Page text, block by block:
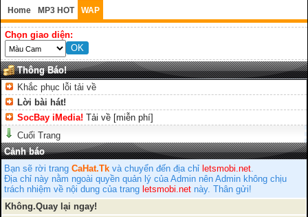
Home MP3 HOT WAP
Chọn giao diện:
Thông Báo!
Khắc phục lỗi tải về
Lời bài hát!
SocBay iMedia! Tải về [miễn phí]
Cuối Trang
Cảnh báo
Bạn sẽ rời trang CaHat.Tk và chuyển đến địa chỉ letsmobi.net.
Địa chỉ này nằm ngoài quyền quản lý của Admin nên Admin không chịu
trách nhiệm về nội dung của trang letsmobi.net này. Thân gửi!
Không.Quay lại ngay!